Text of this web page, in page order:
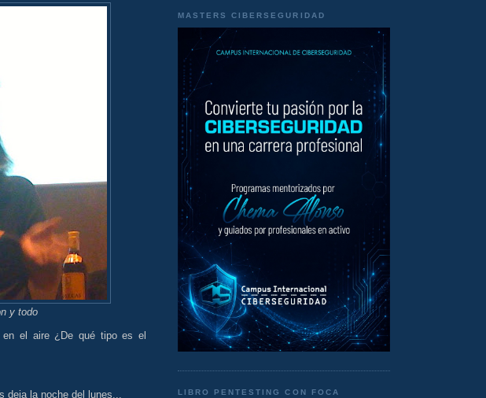
y todo
en el aire ¿De qué tipo es el
la noche del lunes...
MASTERS CIBERSEGURIDAD
LIBRO PENTESTING CON FOCA